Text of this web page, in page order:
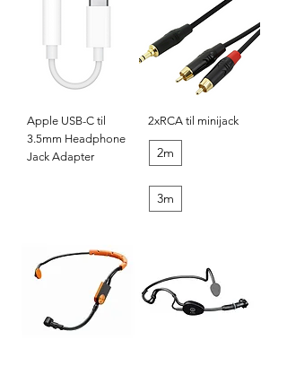
Apple USB-C til
3.5mm Headphone
Jack Adapter
2xRCA til minijack
2m
3m